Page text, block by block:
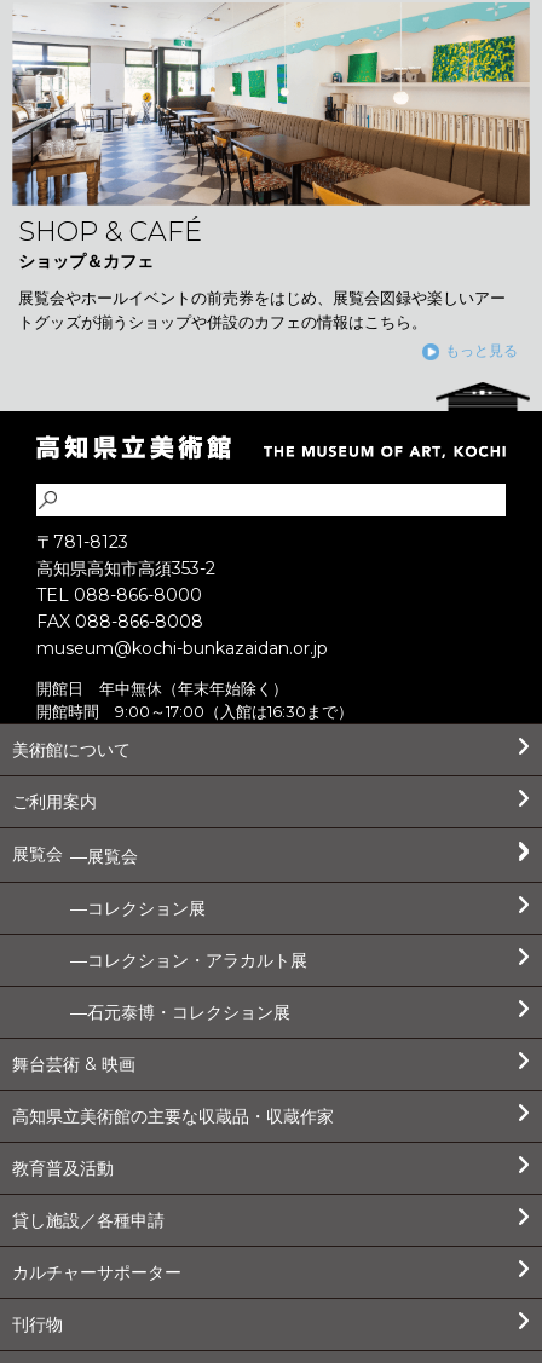
SHOP & CAFÉ
ショップ＆カフェ
展覧会やホールイベントの前売券をはじめ、展覧会図録や楽しいアー
トグッズが揃うショップや併設のカフェの情報はこちら。
もっと見る
〒781-8123
高知県高知市高須353-2
TEL 088-866-8000
FAX 088-866-8008
museum@kochi-bunkazaidan.or.jp
開館日 年中無休（年末年始除く）
開館時間 9:00～17:00（入館は16:30まで）
美術館について
ご利用案内
展覧会 展覧会
コレクション展
コレクション・アラカルト展
石元泰博・コレクション展
舞台芸術 & 映画
高知県立美術館の主要な収蔵品・収蔵作家
教育普及活動
貸し施設／各種申請
カルチャーサポーター
刊行物